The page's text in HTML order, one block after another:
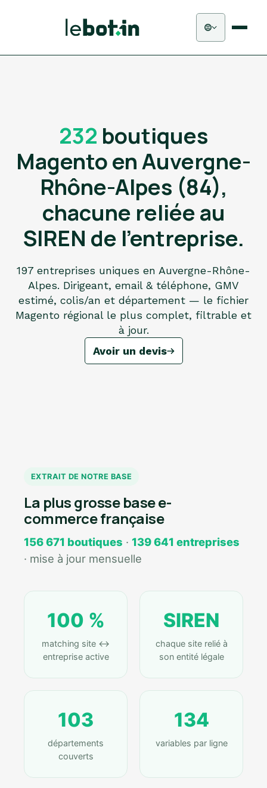
232 boutiques
Magento en Auvergne-
Rhône-Alpes (84),
chacune reliée au
SIREN de l'entreprise.
197 entreprises uniques en Auvergne-Rhône-
Alpes. Dirigeant, email & téléphone, GMV
estimé, colis/an et département — le fichier
Magento régional le plus complet, filtrable et
à jour.
Avoir un devis
EXTRAIT DE NOTRE BASE
La plus grosse base e-
commerce française
156 671 boutiques · 139 641 entreprises
· mise à jour mensuelle
100 %
matching site ↔
entreprise active
SIREN
chaque site relié à
son entité légale
103
départements
couverts
134
variables par ligne